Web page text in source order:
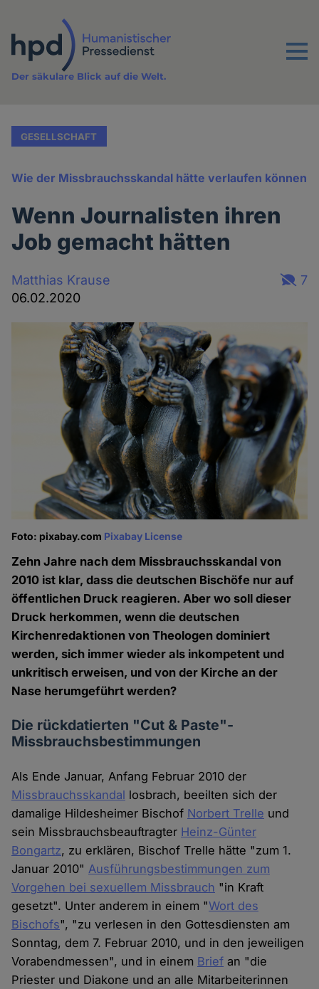
Inhalt
Menu
Der säkulare Blick auf die Welt.
GESELLSCHAFT
Wie der Missbrauchsskandal hätte verlaufen können
Wenn Journalisten ihren
Job gemacht hätten
Matthias Krause
06.02.2020
7
Foto: pixabay.com Pixabay License
Zehn Jahre nach dem Missbrauchsskandal von
2010 ist klar, dass die deutschen Bischöfe nur auf
öffentlichen Druck reagieren. Aber wo soll dieser
Druck herkommen, wenn die deutschen
Kirchenredaktionen von Theologen dominiert
werden, sich immer wieder als inkompetent und
unkritisch erweisen, und von der Kirche an der
Nase herumgeführt werden?
Die rückdatierten "Cut & Paste"-
Missbrauchsbestimmungen
Als Ende Januar, Anfang Februar 2010 der
Missbrauchsskandal losbrach, beeilten sich der
damalige Hildesheimer Bischof Norbert Trelle und
sein Missbrauchsbeauftragter Heinz-Günter
Bongartz, zu erklären, Bischof Trelle hätte "zum 1.
Januar 2010"Ausführungsbestimmungen zum
Vorgehen bei sexuellem Missbrauch "in Kraft
gesetzt". Unter anderem in einem "Wort des
Bischofs", "zu verlesen in den Gottesdiensten am
Sonntag, dem 7. Februar 2010, und in den jeweiligen
Vorabendmessen", und in einem Brief an "die
Priester und Diakone und an alle Mitarbeiterinnen